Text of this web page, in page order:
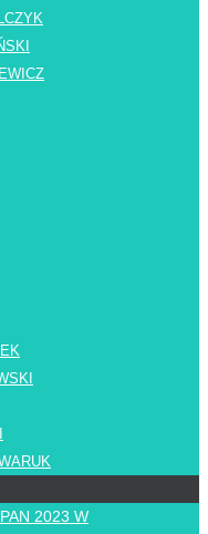
2023 W